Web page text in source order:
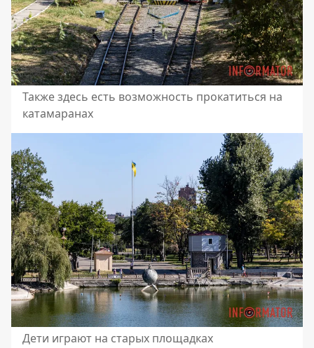
Также здесь есть возможность прокатиться на
катамаранах
Дети играют на старых площадках